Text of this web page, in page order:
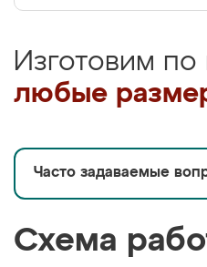
Изготовим по
любые
Часто задаваемые
Схема